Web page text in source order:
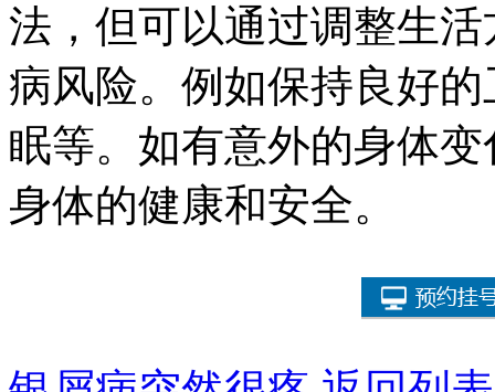
法，但可以通过调整生
病风险。例如保持良好
眠等。如有意外的身体
身体的健康和安全。